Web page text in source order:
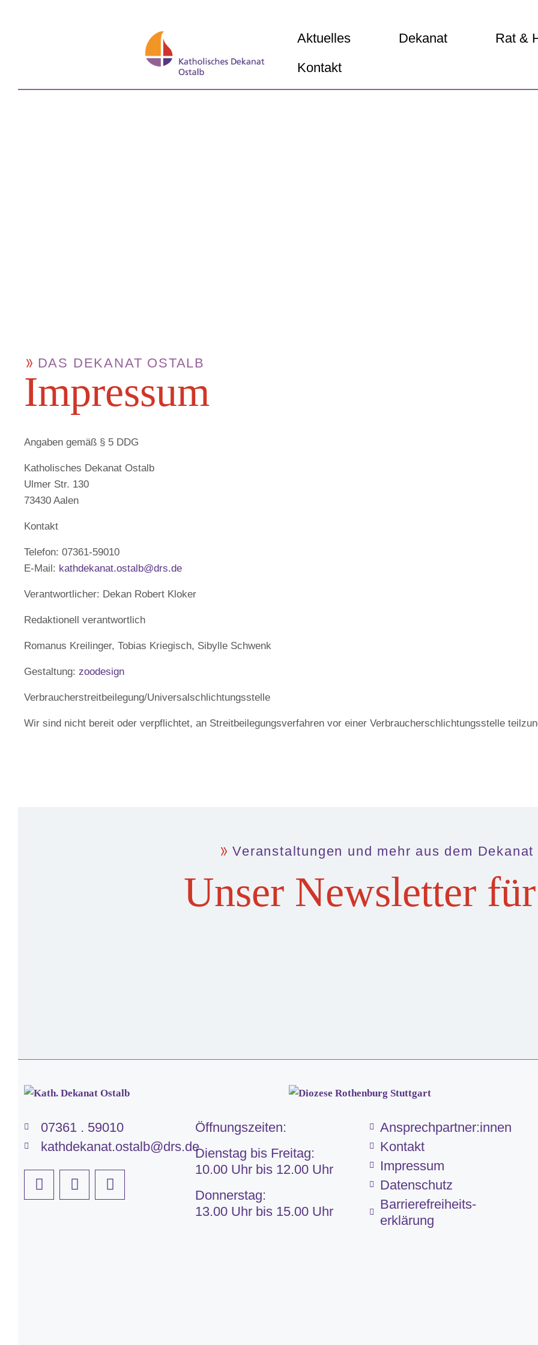
Aktuelles Dekanat Rat &
Kontakt
DAS DEKANAT OSTALB
Impressum
Angaben gemäß § 5 DDG
Katholisches Dekanat Ostalb
Ulmer Str. 130
73430 Aalen
Kontakt
Telefon: 07361-59010
E-Mail: kathdekanat.ostalb@drs.de
Verantwortlicher: Dekan Robert Kloker
Redaktionell verantwortlich
Romanus Kreilinger, Tobias Kriegisch, Sibylle Schwenk
Gestaltung: zoodesign
Verbraucher­streit­beilegung/Universal­schlichtungs­stelle
Wir sind nicht bereit oder verpflichtet, an Streitbeilegungsverfahren vor einer Verbraucherschlichtungsstelle
Veranstaltungen und mehr aus dem Dekanat
Unser Newsletter
07361 . 59010
kathdekanat.ostalb@drs.de
Öffnungszeiten:
Dienstag bis Freitag:
10.00 Uhr bis 12.00 Uhr
Donnerstag:
13.00 Uhr bis 15.00 Uhr
Ansprechpartner:innen
Kontakt
Impressum
Datenschutz
Barriere­frei­heits­
erklärung